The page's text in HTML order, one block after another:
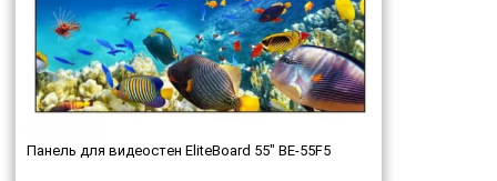
Панель для видеостен EliteBoard 55" BE-55F5